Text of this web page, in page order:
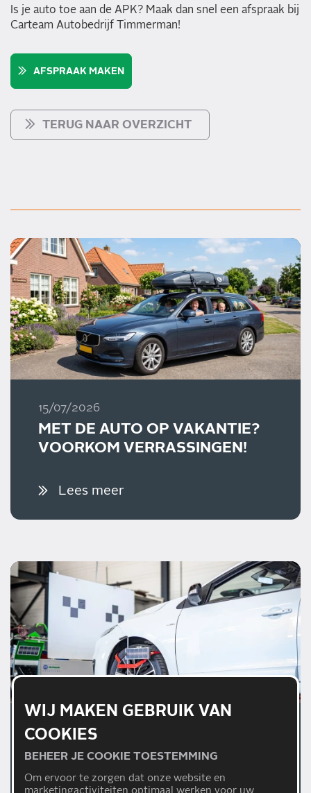
Is je auto toe aan de APK? Maak dan snel een afspraak bij
Carteam Autobedrijf Timmerman!
AFSPRAAK MAKEN
TERUG NAAR OVERZICHT
15/07/2026
MET DE AUTO OP VAKANTIE?
VOORKOM VERRASSINGEN!
Lees meer
01/07/2026
WAAROM EEN JUISTE
AFSTELLING VAN
WIJ MAKEN GEBRUIK VAN
COOKIES
BEHEER JE COOKIE TOESTEMMING
Om ervoor te zorgen dat onze website en
marketingactiviteiten optimaal werken voor uw